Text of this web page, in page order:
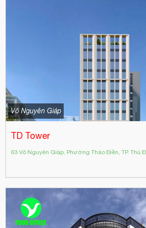
Võ Nguyên Giáp
TD Tower
63 Võ Nguyên Giáp, Phường Thảo Điền, TP. Thủ